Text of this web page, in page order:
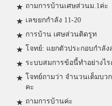
ถามการบ้านเศษส่วนม.1ค่ะ
เลขยกกำลัง 11-20
การบ้าน เศษส่วนติดรูท
โจทย์: แยกตัวประกอบกำลัง
ระบบสมการข้อนี้ทำอย่างไร
โจทย์ถามว่า จำนวนเต็มบว
คะ
ถามการบ้านค่ะ